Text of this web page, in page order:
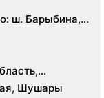
ш. Барыбина,
Шушары